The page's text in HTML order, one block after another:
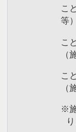
こ
等
こ
（
こ
（
※